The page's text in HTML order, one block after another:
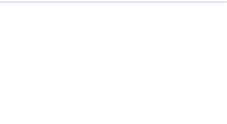
pro Quadratmeter. Dies wirkt sich
und die Lieferkosten aus. Die